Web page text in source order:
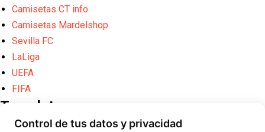
Camisetas CT info
Camisetas Mardelshop
Sevilla FC
LaLiga
UEFA
FIFA
Translate
Control de tus datos y privacidad